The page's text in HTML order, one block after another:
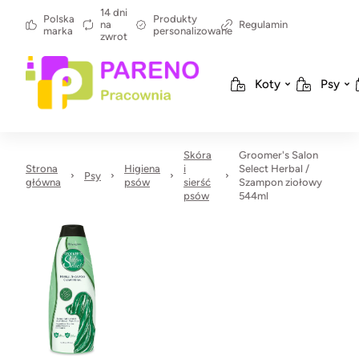
Polska
marka
14 dni
na
zwrot
Produkty
personalizowane Regulamin
Koty Psy
Strona
główna
Psy
Higiena
psów
Skóra
i
sierść
psów
Groomer's Salon
Select Herbal /
Szampon ziołowy
544ml